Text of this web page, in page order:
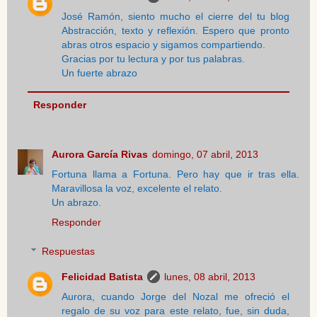
José Ramón, siento mucho el cierre del tu blog
Abstracción, texto y reflexión. Espero que pronto
abras otros espacio y sigamos compartiendo.
Gracias por tu lectura y por tus palabras.
Un fuerte abrazo
Responder
Aurora García Rivas domingo, 07 abril, 2013
Fortuna llama a Fortuna. Pero hay que ir tras ella.
Maravillosa la voz, excelente el relato.
Un abrazo.
Responder
Respuestas
Felicidad Batista
lunes, 08 abril, 2013
Aurora, cuando Jorge del Nozal me ofreció el
regalo de su voz para este relato, fue, sin duda,